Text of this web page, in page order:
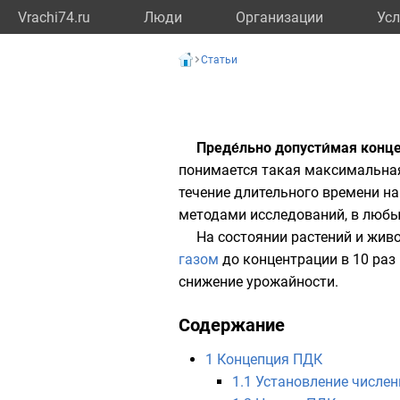
Vrachi74.ru Люди Организации
Статьи
Преде́льно допусти́мая
понимается такая
течение длительного времени
методами исследований, в
На состоянии растений и
газом до концентрации в 10
снижение урожайности.
Содержание
1 Концепция ПДК
1.1 Установление